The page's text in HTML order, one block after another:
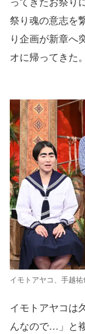
祭り魂の意志を
り企画が新章へ
オに帰ってきた。
イモトアヤコ、手越
イモトアヤコは
んなので…」と